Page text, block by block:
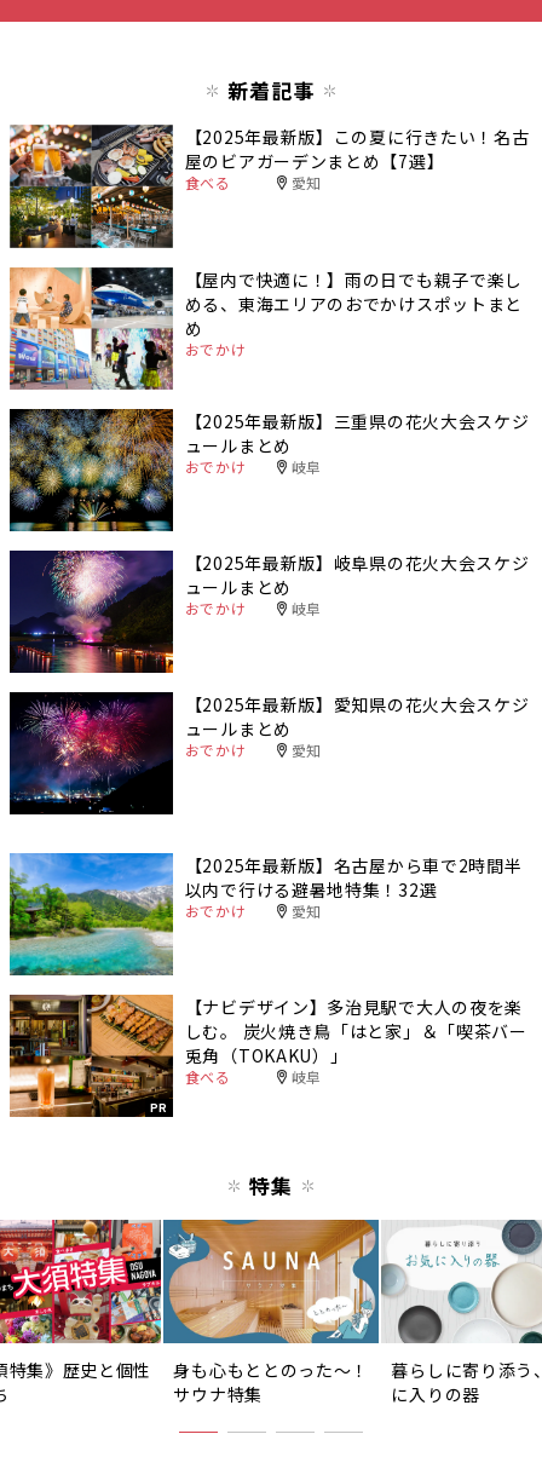
新着記事
【2025年最新版】この夏に行きたい！名古
屋のビアガーデンまとめ【7選】
食べる 愛知
【屋内で快適に！】雨の日でも親子で楽し
める、東海エリアのおでかけスポットまと
め
おでかけ
【2025年最新版】三重県の花火大会スケジ
ュールまとめ
おでかけ 岐阜
【2025年最新版】岐阜県の花火大会スケジ
ュールまとめ
おでかけ 岐阜
【2025年最新版】愛知県の花火大会スケジ
ュールまとめ
おでかけ 愛知
【2025年最新版】名古屋から車で2時間半
以内で行ける避暑地特集！32選
おでかけ 愛知
PR
【ナビデザイン】多治見駅で大人の夜を楽
しむ。 炭火焼き鳥「はと家」＆「喫茶バー
兎角（TOKAKU）」
食べる 岐阜
特集
特集》歴史と個性
身も心もととのった〜！
サウナ特集
暮らしに寄り添う
に入りの器